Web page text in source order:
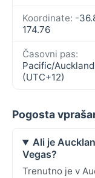
Koordinate: -
174.76
Časovni pas:
Pacific/Auckland
(UTC+12)
Pogosta
Ali je
Vegas?
Trenutno je v